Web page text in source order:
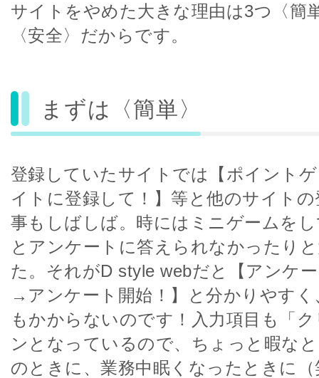
サイトをやめた大きな理由は3つ〈簡
〈安全〉だからです。
まずは〈簡単〉
登録していたサイトでは【ポイント
イトに登録して！】等と他のサイト
事もしばしば。時にはミニゲームを
とアンケートに答えられなかったり
た。それがD style webだと【アンケ
→アンケート開始！】と分かりやす
もかからないのです！入力項目も「
ンとなっているので、ちょっと暇な
のときに、業務中眠くなったときに